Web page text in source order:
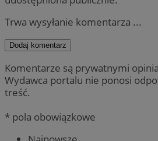
Trwa wysyłanie komentarza ...
Dodaj komentarz
Komentarze są prywatnymi
Wydawca portalu nie ponosi
treść.
* pola obowiązkowe